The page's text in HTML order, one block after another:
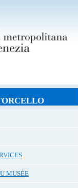
MUSÉE